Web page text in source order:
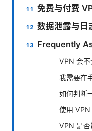
免费与付费
数据泄露与日
Frequently
VPN 会不
我需要在
如何判断
使用 VPN
VPN 是否